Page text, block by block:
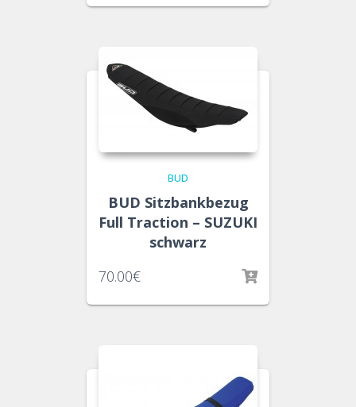
BUD
BUD Sitzbankbezug
Full Traction – SUZUKI
schwarz
70.00€